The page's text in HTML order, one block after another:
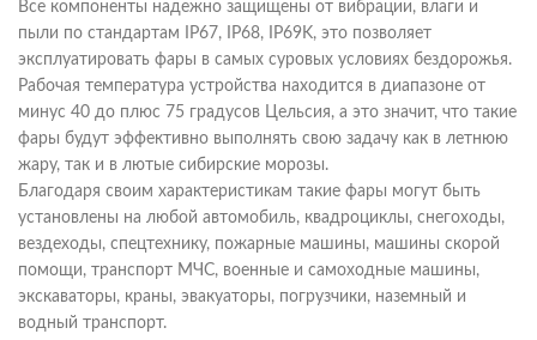
Все компоненты надежно защищены от вибрации, влаги и
пыли по стандартам IP67, IP68, IP69K, это позволяет
эксплуатировать фары в самых суровых условиях бездорожья.
Рабочая температура устройства находится в диапазоне от
минус 40 до плюс 75 градусов Цельсия, а это значит, что такие
фары будут эффективно выполнять свою задачу как в летнюю
жару, так и в лютые сибирские морозы.
Благодаря своим характеристикам такие фары могут быть
установлены на любой автомобиль, квадроциклы, снегоходы,
вездеходы, спецтехнику, пожарные машины, машины скорой
помощи, транспорт МЧС, военные и самоходные машины,
экскаваторы, краны, эвакуаторы, погрузчики, наземный и
водный транспорт.